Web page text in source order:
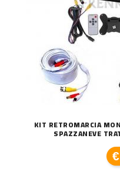
KIT RETROMARCIA
SPAZZANEVE